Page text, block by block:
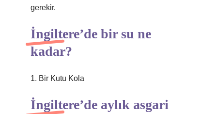
gerekir.
İngiltere’de bir su ne
kadar?
1. Bir Kutu Kola
İngiltere’de aylık asgari